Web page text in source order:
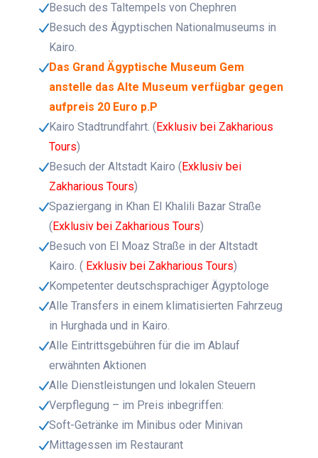
Besuch des Taltempels von Chephren
Besuch des Ägyptischen Nationalmuseums in
Kairo.
Das Grand Ägyptische Museum Gem
anstelle das Alte Museum verfügbar gegen
aufpreis 20 Euro p.P
Kairo Stadtrundfahrt. (Exklusiv bei Zakharious
Tours)
Besuch der Altstadt Kairo (Exklusiv bei
Zakharious Tours)
Spaziergang in Khan El Khalili Bazar Straße
(Exklusiv bei Zakharious Tours)
Besuch von El Moaz Straße in der Altstadt
Kairo. ( Exklusiv bei Zakharious Tours)
Kompetenter deutschsprachiger Ägyptologe
Alle Transfers in einem klimatisierten Fahrzeug
in Hurghada und in Kairo.
Alle Eintrittsgebühren für die im Ablauf
erwähnten Aktionen
Alle Dienstleistungen und lokalen Steuern
Verpflegung – im Preis inbegriffen:
Soft-Getränke im Minibus oder Minivan
Mittagessen im Restaurant